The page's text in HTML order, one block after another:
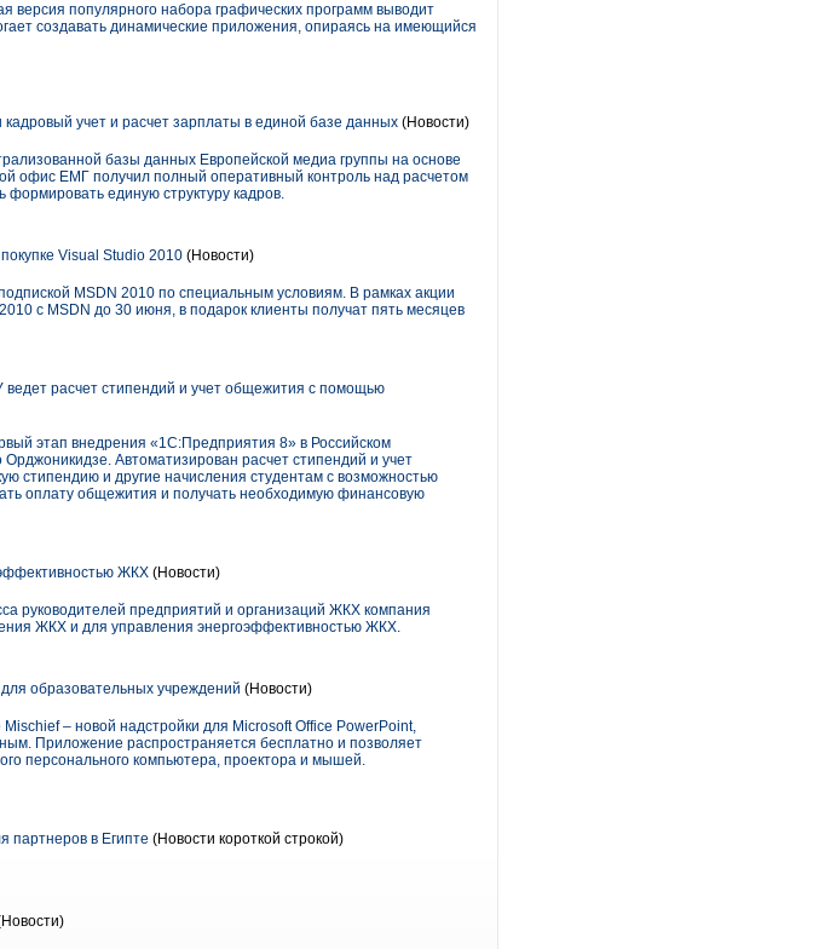
версия популярного набора графических программ выводит
создавать динамические приложения, опираясь на имеющийся
учет и расчет зарплаты в единой базе данных (Новости)
базы данных Европейской медиа группы на основе
офис ЕМГ получил полный оперативный контроль над расчетом
единую структуру кадров.
Visual Studio 2010 (Новости)
MSDN 2010 по специальным условиям. В рамках акции
с MSDN до 30 июня, в подарок клиенты получат пять месяцев
ведет расчет стипендий и учет общежития с помощью
этап внедрения «1С:Предприятия 8» в Российском
Автоматизирован расчет стипендий и учет
стипендию и другие начисления студентам с возможностью
оплату общежития и получать необходимую финансовую
ЖКХ (Новости)
руководителей предприятий и организаций ЖКХ компания
ЖКХ и для управления энергоэффективностью ЖКХ.
образовательных учреждений (Новости)
– новой надстройки для Microsoft Office PowerPoint,
Приложение распространяется бесплатно и позволяет
персонального компьютера, проектора и мышей.
партнеров в Египте (Новости короткой строкой)